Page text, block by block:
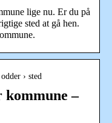
lige nu. Er du på
sted at gå hen.
› sted
–